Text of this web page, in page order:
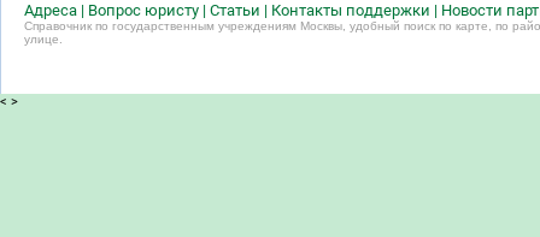
Адреса | Вопрос юристу | Статьи | Контакты поддержки | Новости
Справочник по государственным учреждениям Москвы, удобный поиск по карте, по
улице.
< >